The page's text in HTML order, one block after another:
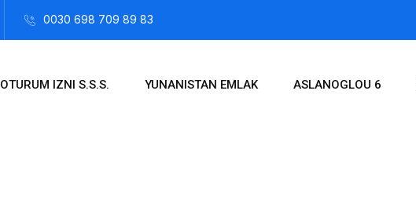
0030 698 709 89 83
OTURUM IZNI S.S.S. YUNANISTAN EMLAK ASLANOGLOU 6